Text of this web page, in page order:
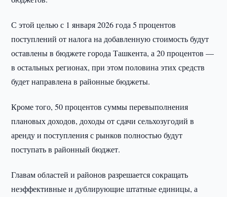
С этой целью с 1 января 2026 года 5 процентов
поступлений от налога на добавленную стоимость будут
оставлены в бюджете города Ташкента, а 20 процентов —
в остальных регионах, при этом половина этих средств
будет направлена в районные бюджеты.
Кроме того, 50 процентов суммы перевыполнения
плановых доходов, доходы от сдачи сельхозугодий в
аренду и поступления с рынков полностью будут
поступать в районный бюджет.
Главам областей и районов разрешается сокращать
неэффективные и дублирующие штатные единицы, а